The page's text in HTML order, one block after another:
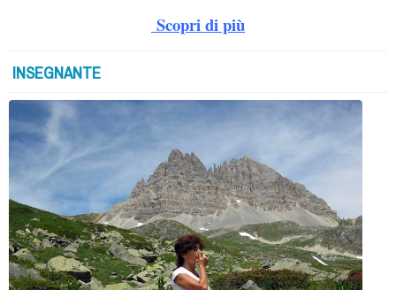
Scopri di più
INSEGNANTE